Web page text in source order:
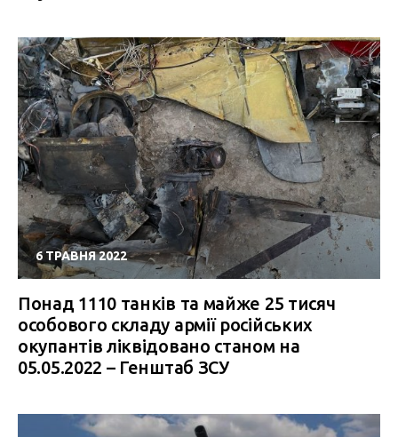
6 ТРАВНЯ 2022
Понад 1110 танків та майже 25 тисяч
особового складу армії російських
окупантів ліквідовано станом на
05.05.2022 – Генштаб ЗСУ